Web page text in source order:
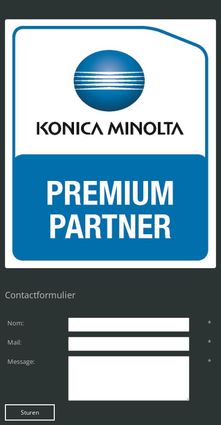
Contactformulier
Nom: *
Mail: *
Message: *
Sturen